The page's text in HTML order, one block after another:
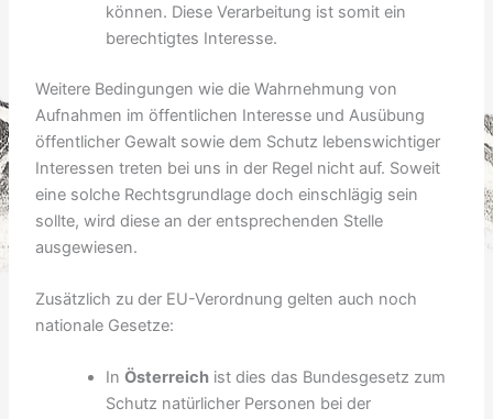
können. Diese Verarbeitung ist somit ein
berechtigtes Interesse.
Weitere Bedingungen wie die Wahrnehmung von
Aufnahmen im öffentlichen Interesse und Ausübung
öffentlicher Gewalt sowie dem Schutz lebenswichtiger
Interessen treten bei uns in der Regel nicht auf. Soweit
eine solche Rechtsgrundlage doch einschlägig sein
sollte, wird diese an der entsprechenden Stelle
ausgewiesen.
Zusätzlich zu der EU-Verordnung gelten auch noch
nationale Gesetze:
InÖsterreich ist dies das Bundesgesetz zum
Schutz natürlicher Personen bei der